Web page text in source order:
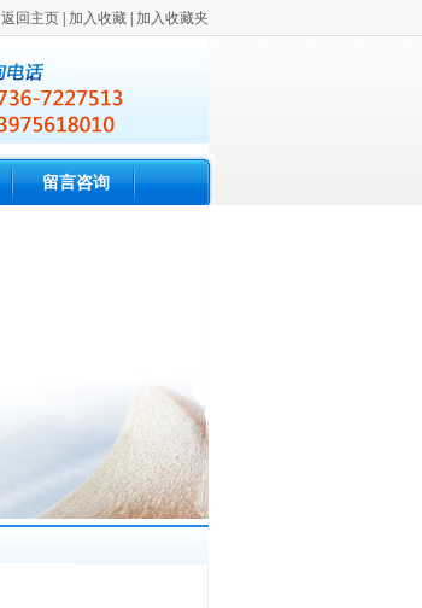
返回主页 加入收藏 加入收藏夹
留言咨询